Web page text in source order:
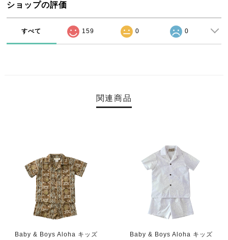
ショップの評価
すべて 159 0 0
関連商品
Baby & Boys Aloha キッズ
Baby & Boys Aloha キッズ